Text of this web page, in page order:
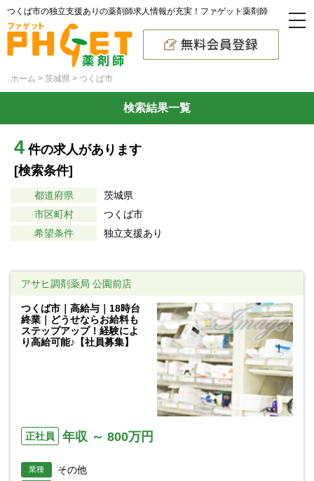
つくば市の独立支援ありの薬剤師求人情報が充実！ファゲット薬剤師
ホーム 茨城県 つくば市
検索結果一覧
4 件の求人があります
[検索条件]
都道府県
茨城県
市区町村
つくば市
希望条件
独立支援あり
アサヒ調剤薬局 公園前店
つくば市｜高給与｜18時台
終業｜どうせならお給料も
ステップアップ！経験によ
り高給可能♪【社員募集】
正社員 年収 ～ 800万円
業種 その他